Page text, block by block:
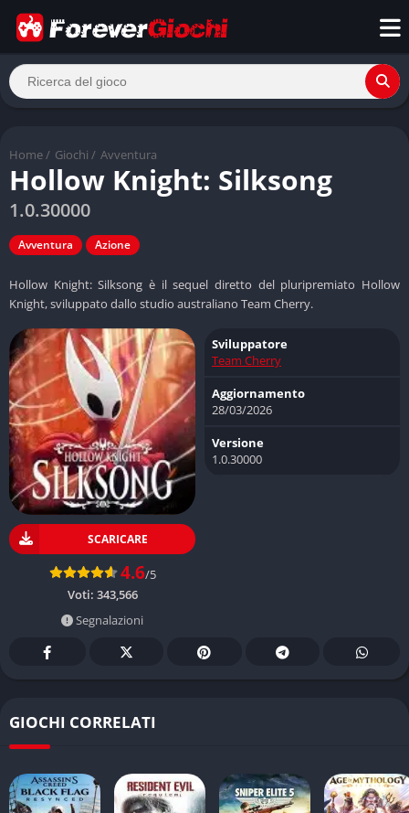
Home / Giochi / Avventura
Hollow Knight: Silksong
1.0.30000
Avventura Azione
Hollow Knight: Silksong è il sequel diretto del pluripremiato Hollow
Knight, sviluppato dallo studio australiano Team Cherry.
SCARICARE
4.6/5
Voti: 343,566
Segnalazioni
Sviluppatore
Team Cherry
Aggiornamento
28/03/2026
Versione
1.0.30000
GIOCHI CORRELATI